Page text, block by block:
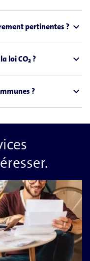
pertinentes ? expand_less
loi CO₂ ? expand_less
? expand_less